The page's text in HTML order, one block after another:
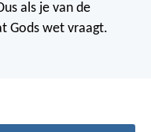
als je van de
Gods wet vraagt.